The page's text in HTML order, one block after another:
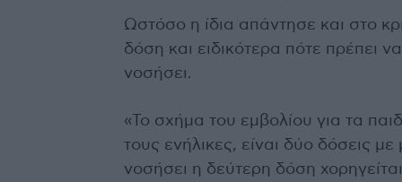
Ωστόσο η ίδια απάντησε και στο
δόση και ειδικότερα πότε πρέπει
νοσήσει.
«Το σχήμα του εμβολίου για τα
τους ενήλικες, είναι δύο δόσεις
νοσήσει η δεύτερη δόση